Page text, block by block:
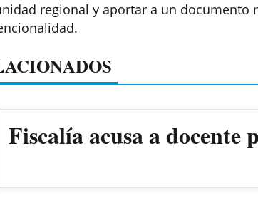
regional y aportar a un documento
Fiscalía acusa a docente